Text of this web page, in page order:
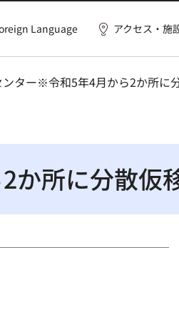
Language アクセス・施
ター※令和5年4月から2か所に
所に分散仮